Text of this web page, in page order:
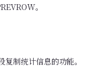
。
制统计信息的功能。